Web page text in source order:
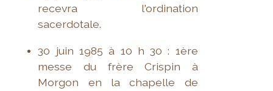
recevra l'ordination
sacerdotale.
30 juin 1985 à 10 h 30 : 1ère
messe du frère Crispin à
Morgon en la chapelle de